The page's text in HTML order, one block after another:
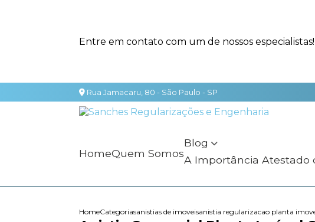
Entre em contato com um de nossos especialistas!
Rua Jamacaru, 80 - São Paulo - SP
Home Quem Somos
Blog
A Importância
HomeCategoriasanistias de imoveisanistia regularizacao planta